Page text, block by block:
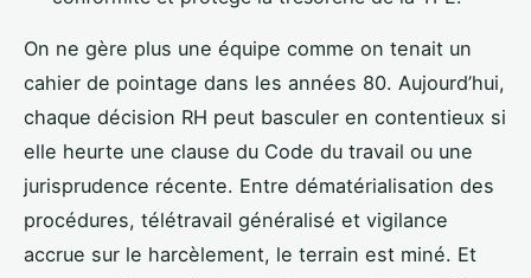
On ne gère plus une équipe comme on tenait un
cahier de pointage dans les années 80. Aujourd’hui,
chaque décision RH peut basculer en contentieux si
elle heurte une clause du Code du travail ou une
jurisprudence récente. Entre dématérialisation des
procédures, télétravail généralisé et vigilance
accrue sur le harcèlement, le terrain est miné. Et